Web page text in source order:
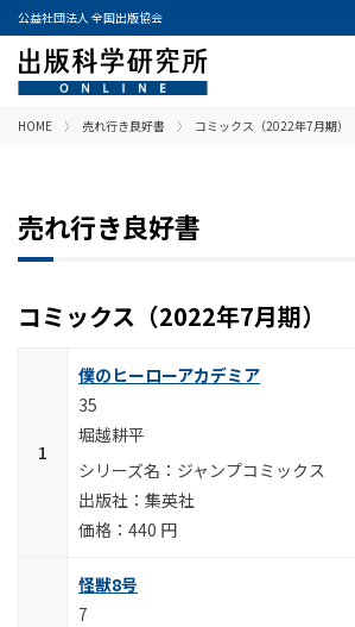
公益社団法人 全国出版協会
HOME 売れ行き良好書 コミックス（2022年7月期）
売れ行き良好書
コミックス（2022年7月期）
僕のヒーローアカデミア
35
堀越耕平
ジャンプコミックス
集英社
440 円
怪獣8号
7